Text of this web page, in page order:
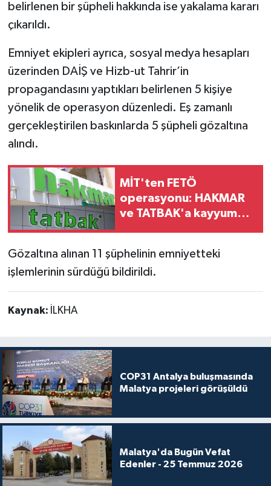
belirlenen bir şüpheli hakkında ise yakalama kararı
çıkarıldı.
Emniyet ekipleri ayrıca, sosyal medya hesapları
üzerinden DAİŞ ve Hizb-ut Tahrir’in
propagandasını yaptıkları belirlenen 5 kişiye
yönelik de operasyon düzenledi. Eş zamanlı
gerçekleştirilen baskınlarda 5 şüpheli gözaltına
alındı.
MİT'ten FETÖ
operasyonu: HAKMAR
ve TATBAK'a kayyum
Gözaltına alınan 11 şüphelinin emniyetteki
işlemlerinin sürdüğü bildirildi.
Kaynak: İLKHA
COP31 Antalya buluşmasında
Malatya projeleri görüşüldü
Malatya'da Bugün Vefat
Edenler - 25 Temmuz 2026